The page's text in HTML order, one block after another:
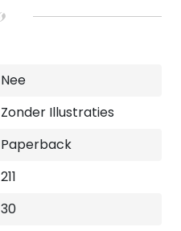
Nee
Zonder Illustraties
Paperback
211
30